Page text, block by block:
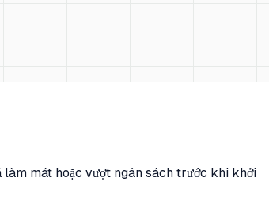
làm mát hoặc vượt ngân sách trước khi khởi